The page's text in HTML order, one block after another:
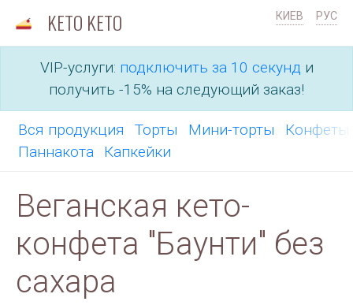
KETO KETO КИЕВ РУС
VIP-услуги: подключить за 10 секунд и
получить -15% на следующий заказ!
Вся продукция Торты Мини-торты
Конфеты
Паннакота
Капкейки
Веганская кето-
конфета "Баунти" без
сахара